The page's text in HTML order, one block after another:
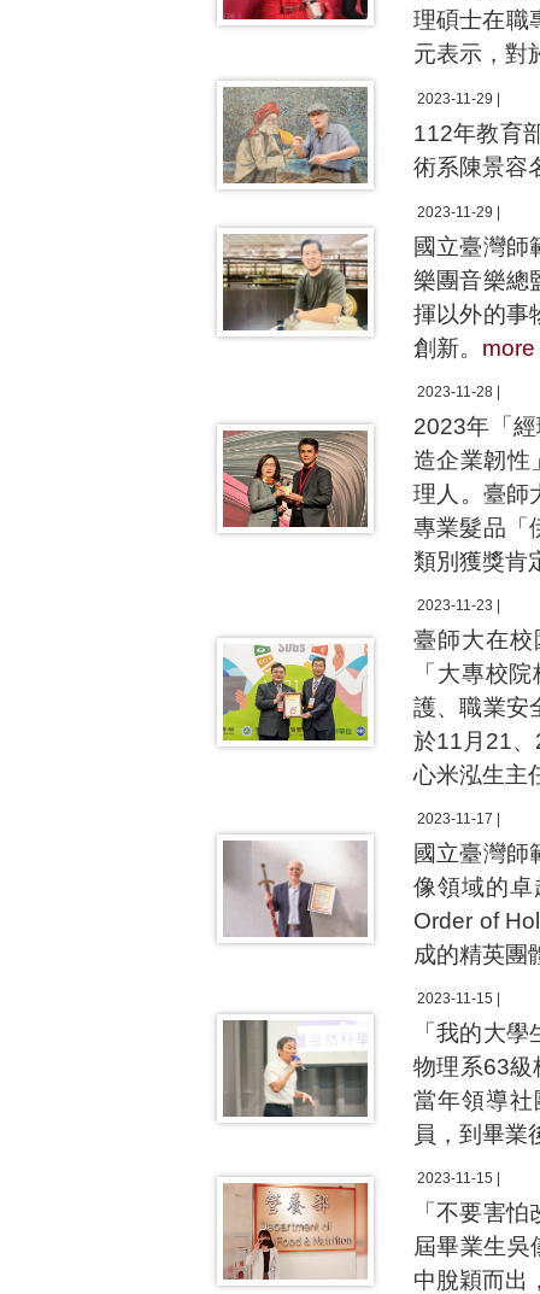
理碩士在職
元表示，對
2023-11-29 |
112年教育
術系陳景容
2023-11-29 |
國立臺灣師
樂團音樂總
揮以外的事
創新。 more
2023-11-28 |
2023年「
造企業韌性
理人。臺師
專業髮品「
類別獲獎肯
2023-11-23 |
臺師大在
「大專校
護、職業安
於11月21
心米泓生主
2023-11-17 |
國立臺灣師
像領域的
Order of
成的精英團
2023-11-15 |
「我的大
物理系63級
當年領導
員，到畢業
2023-11-15 |
「不要害
屆畢業生吳
中脫穎而出